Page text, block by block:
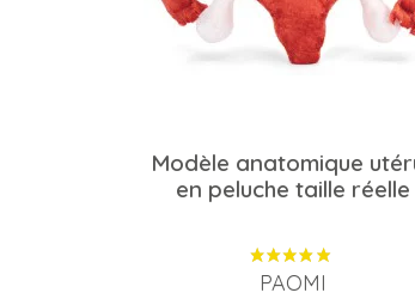
Modèle anatomique
en peluche taille réelle
PAOMI